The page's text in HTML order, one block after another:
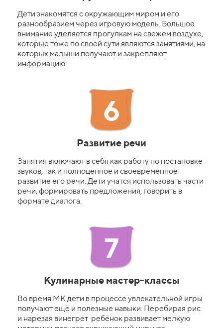
Дети знакомятся с окружающим миром и его
разнообразием через игровую модель. Большое
внимание уделяется прогулкам на свежем воздухе,
которые тоже по своей сути являются занятиями, на
которых малыши получают и закрепляют
информацию.
6
Развитие речи
Занятия включают в себя как работу по постановке
звуков, так и полноценное и своевременное
развитие его речи. Дети учатся использовать части
речи, формировать предложения, говорить в
формате диалога.
7
Кулинарные мастер-классы
Во время МК дети в процессе увлекательной игры
получают ещё и полезные навыки. Перебирая рис
и нарезая винегрет ребёнок развивает мелкую